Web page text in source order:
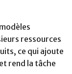
ressources
ce qui ajoute
rend la tâche